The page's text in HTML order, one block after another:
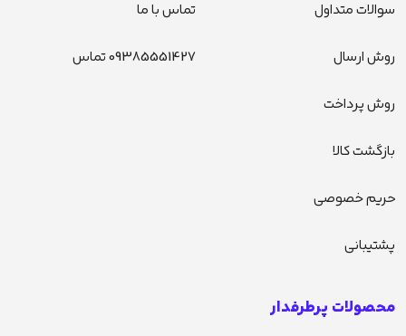
سوالات متداول
روش ارسال
روش پرداخت
بازگشت کالا
حریم خصوصی
پشتیبانی
تماس با ما
09385551427 تماس
محصولات پرطرفدار